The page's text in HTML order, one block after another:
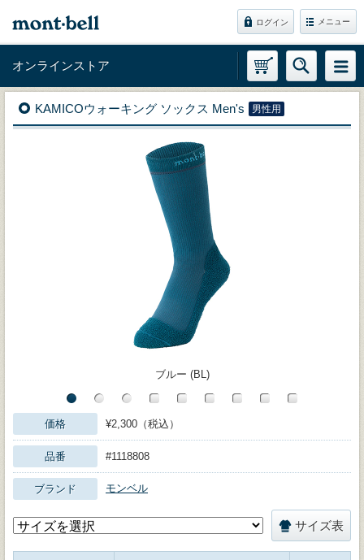
ログイン メニュー
オンラインストア
KAMICOウォーキング ソックス Men's 男性用
ブルー (BL)
価格 ¥2,300（税込）
品番 #1118808
ブランド モンベル
サイズ表